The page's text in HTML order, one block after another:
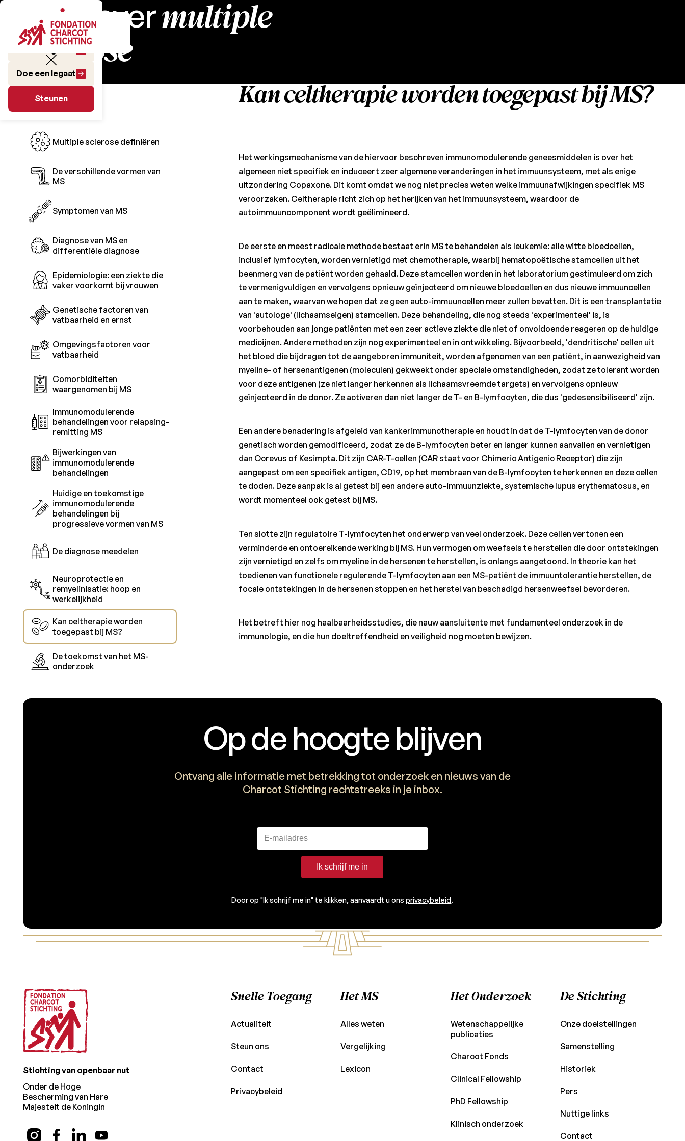
Doe een legaat
Steunen
Alles overmultiple
sclerose
De Ziekte
Multiple sclerose definiëren
De verschillende vormen van
MS
Symptomen van MS
Diagnose van MS en
differentiële diagnose
Epidemiologie: een ziekte die
vaker voorkomt bij vrouwen
Genetische factoren van
vatbaarheid en ernst
Omgevingsfactoren voor
vatbaarheid
Comorbiditeiten
waargenomen bij MS
Immunomodulerende
behandelingen voor relapsing-
remitting MS
Bijwerkingen van
immunomodulerende
behandelingen
Huidige en toekomstige
immunomodulerende
behandelingen bij
progressieve vormen van MS
De diagnose meedelen
Neuroprotectie en
remyelinisatie: hoop en
werkelijkheid
Kan celtherapie worden
toegepast bij MS?
De toekomst van het MS-
onderzoek
Kan celtherapie worden toegepast bij MS?
Het werkingsmechanisme van de hiervoor beschreven immunomodulerende geneesmiddelen is over het
algemeen niet specifiek en induceert zeer algemene veranderingen in het immuunsysteem, met als enige
uitzondering Copaxone. Dit komt omdat we nog niet precies weten welke immuunafwijkingen specifiek MS
veroorzaken. Celtherapie richt zich op het herijken van het immuunsysteem, waardoor de
autoimmuuncomponent wordt geëlimineerd.
De eerste en meest radicale methode bestaat erin MS te behandelen als leukemie: alle witte bloedcellen,
inclusief lymfocyten, worden vernietigd met chemotherapie, waarbij hematopoëtische stamcellen uit het
beenmerg van de patiënt worden gehaald. Deze stamcellen worden in het laboratorium gestimuleerd om zich
te vermenigvuldigen en vervolgens opnieuw geïnjecteerd om nieuwe bloedcellen en dus nieuwe immuuncellen
aan te maken, waarvan we hopen dat ze geen auto-immuuncellen meer zullen bevatten. Dit is een transplantatie
van 'autologe' (lichaamseigen) stamcellen. Deze behandeling, die nog steeds 'experimenteel' is, is
voorbehouden aan jonge patiënten met een zeer actieve ziekte die niet of onvoldoende reageren op de huidige
medicijnen. Andere methoden zijn nog experimenteel en in ontwikkeling. Bijvoorbeeld, 'dendritische' cellen uit
het bloed die bijdragen tot de aangeboren immuniteit, worden afgenomen van een patiënt, in aanwezigheid van
myeline- of hersenantigenen (moleculen) gekweekt onder speciale omstandigheden, zodat ze tolerant worden
voor deze antigenen (ze niet langer herkennen als lichaamsvreemde targets) en vervolgens opnieuw
geïnjecteerd in de donor. Ze activeren dan niet langer de T- en B-lymfocyten, die dus 'gedesensibiliseerd' zijn.
Een andere benadering is afgeleid van kankerimmunotherapie en houdt in dat de T-lymfocyten van de donor
genetisch worden gemodificeerd, zodat ze de B-lymfocyten beter en langer kunnen aanvallen en vernietigen
dan Ocrevus of Kesimpta. Dit zijn CAR-T-cellen (CAR staat voor Chimeric Antigenic Receptor) die zijn
aangepast om een specifiek antigen, CD19, op het membraan van de B-lymfocyten te herkennen en deze cellen
te doden. Deze aanpak is al getest bij een andere auto-immuunziekte, systemische lupus erythematosus, en
wordt momenteel ook getest bij MS.
Ten slotte zijn regulatoire T-lymfocyten het onderwerp van veel onderzoek. Deze cellen vertonen een
verminderde en ontoereikende werking bij MS. Hun vermogen om weefsels te herstellen die door ontstekingen
zijn vernietigd en zelfs om myeline in de hersenen te herstellen, is onlangs aangetoond. In theorie kan het
toedienen van functionele regulerende T-lymfocyten aan een MS-patiënt de immuuntolerantie herstellen, de
focale ontstekingen in de hersenen stoppen en het herstel van beschadigd hersenweefsel bevorderen.
Het betreft hier nog haalbaarheidsstudies, die nauw aansluitente met fundamenteel onderzoek in de
immunologie, en die hun doeltreffendheid en veiligheid nog moeten bewijzen.
Op de hoogte blijven
Ontvang alle informatie met betrekking tot onderzoek en nieuws van de
Charcot Stichting rechtstreeks in je inbox.
Ik schrijf me in
Door op "Ik schrijf me in" te klikken, aanvaardt u onsprivacybeleid.
Voettekst
Stichting van openbaar nut
Onder de Hoge
Bescherming van Hare
Majesteit de Koningin
Snelle Toegang
Actualiteit
Steun ons
Contact
Privacybeleid
Het MS
Alles weten
Vergelijking
Lexicon
Het Onderzoek
Wetenschappelijke
publicaties
Charcot Fonds
Clinical Fellowship
PhD Fellowship
Klinisch onderzoek
De Stichting
Onze doelstellingen
Samenstelling
Historiek
Pers
Nuttige links
Contact